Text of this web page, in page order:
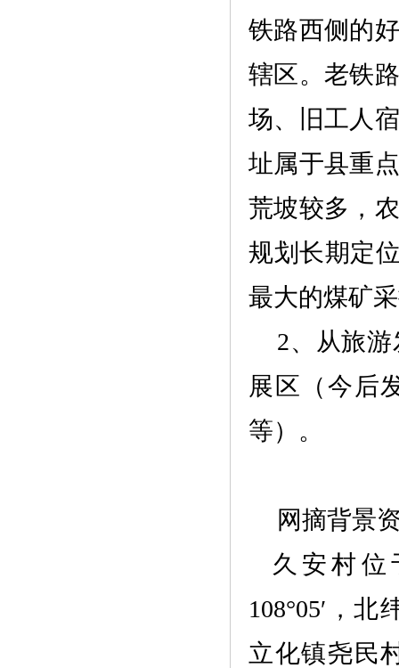
铁路西侧的
辖区。老铁
场、旧工人
址属于县重
荒坡较多，
规划长期定
最大的煤矿
2、从旅
展区 （今后
等）。
网摘背景
久安村位
108°05′，北
立化镇尧民